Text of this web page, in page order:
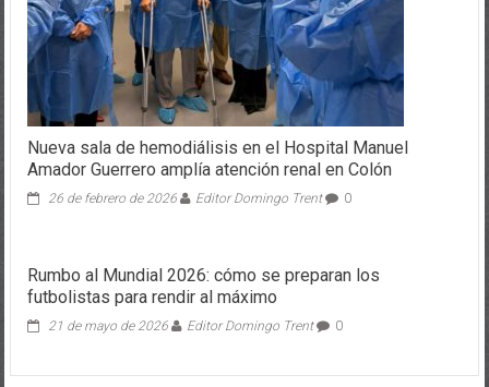
Nueva sala de hemodiálisis en el Hospital Manuel
Amador Guerrero amplía atención renal en Colón
26 de febrero de 2026 Editor Domingo Trent 0
Rumbo al Mundial 2026: cómo se preparan los
futbolistas para rendir al máximo
21 de mayo de 2026 Editor Domingo Trent 0